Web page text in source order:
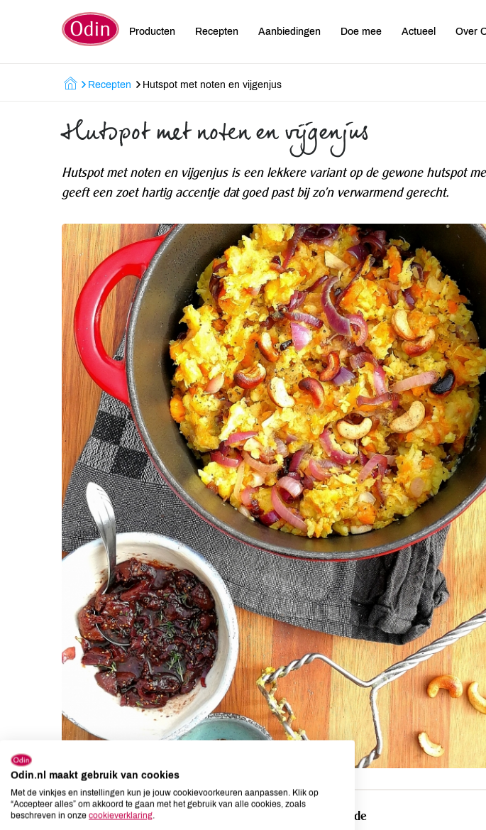
Producten Recepten Aanbiedingen Doe mee Actueel Over
Recepten Hutspot met noten en vijgenjus
Hutspot met noten en vijgenjus
Hutspot met noten en vijgenjus is een lekkere variant op de gewone hutspot
geeft een zoet hartig accentje dat goed past bij zo'n verwarmend gerecht.
Ingrediënten voor de
Ingrediënten voor de
Odin.nl maakt gebruik van cookies
Met de vinkjes en instellingen kun je jouw cookievoorkeuren aanpassen. Klik op
“Accepteer alles” om akkoord te gaan met het gebruik van alle cookies, zoals
beschreven in onze cookieverklaring.